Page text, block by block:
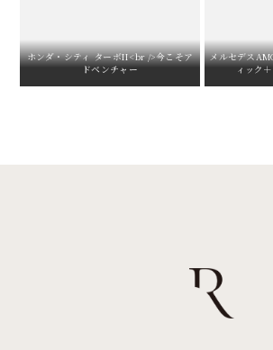
ホンダ・シティ ターボII<br />今こそア
ドベンチャー
メルセデス
ィック